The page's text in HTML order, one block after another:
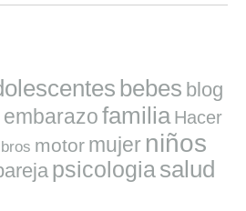
bebes blog
embarazofamilia Hacer
motor mujer niños
psicologiasalud